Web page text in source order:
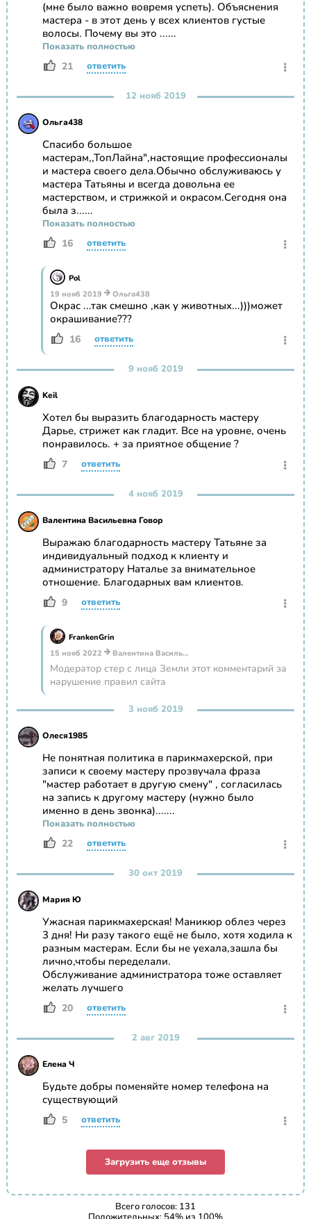
(мне было важно вовремя успеть). Объяснения
мастера - в этот день у всех клиентов густые
волосы. Почему вы это ......
Показать полностью
21 ответить
12 нояб 2019
Ольга438
Спасибо большое
мастерам,,ТопЛайна",настоящие профессионалы
и мастера своего дела.Обычно обслуживаюсь у
мастера Татьяны и всегда довольна ее
мастерством, и стрижкой и окрасом.Сегодня она
была з......
Показать полностью
16 ответить
Pol
19 нояб 2019
Ольга438
Окрас ...так смешно ,как у животных...)))может
окрашивание???
16 ответить
9 нояб 2019
Keil
Хотел бы выразить благодарность мастеру
Дарье, стрижет как гладит. Все на уровне, очень
понравилось. + за приятное общение ?
7 ответить
4 нояб 2019
Валентина Васильевна Говор
Выражаю благодарность мастеру Татьяне за
индивидуальный подход к клиенту и
администратору Наталье за внимательное
отношение. Благодарных вам клиентов.
9 ответить
FrankenGrin
15 нояб 2022
Валентина Васильевна Говор
Модератор стер с лица Земли этот комментарий за
нарушение правил сайта
3 нояб 2019
Олеся1985
Не понятная политика в парикмахерской, при
записи к своему мастеру прозвучала фраза
"мастер работает в другую смену" , согласилась
на запись к другому мастеру (нужно было
именно в день звонка).......
Показать полностью
22 ответить
30 окт 2019
Мария Ю
Ужасная парикмахерская! Маникюр облез через
3 дня! Ни разу такого ещё не было, хотя ходила к
разным мастерам. Если бы не уехала,зашла бы
лично,чтобы переделали.
Обслуживание администратора тоже оставляет
желать лучшего
20 ответить
2 авг 2019
Елена Ч
Будьте добры поменяйте номер телефона на
существующий
5 ответить
Загрузить еще отзывы
Всего голосов: 131